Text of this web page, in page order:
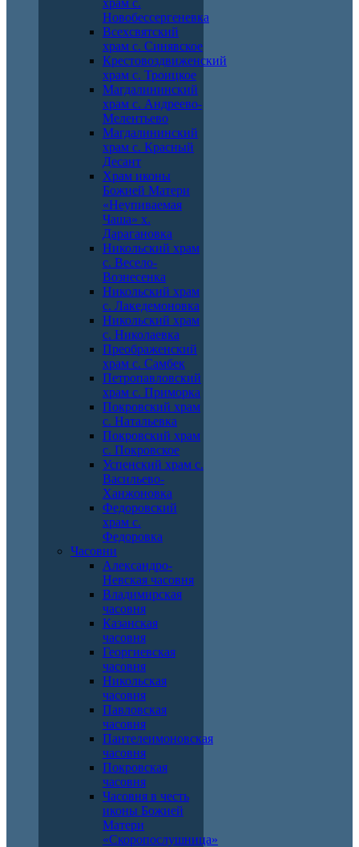
Новобессергеневка
Всехсвятский
храм с. Синявское
Крестовоздвиженский
храм с. Троицкое
Магдалининский
храм с. Андреево-
Мелентьево
Магдалининский
храм с. Красный
Десант
Храм иконы
Божией Матери
«Неупиваемая
Чаша» х.
Дарагановка
Никольский храм
с. Весело-
Вознесенка
Никольский храм
с. Лакедемоновка
Никольский храм
с. Николаевка
Преображенский
храм с. Самбек
Петропавловский
храм с. Приморка
Покровский храм
с. Натальевка
Покровский храм
с. Покровское
Успенский храм с.
Васильево-
Ханжоновка
Федоровский
храм с.
Федоровка
Часовни
Александро-
Невская часовня
Владимирская
часовня
Казанская
часовня
Георгиевская
часовня
Никольская
часовня
Павловская
часовня
Пантелеимоновская
часовня
Покровская
часовня
Часовня в честь
иконы Божией
Матери
«Скоропослушница»